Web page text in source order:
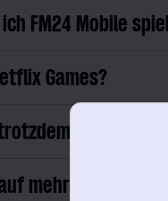
FM24 Mobile
Games?
auf iPhone
mehreren